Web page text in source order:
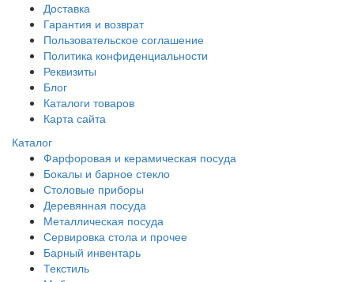
Доставка
Гарантия и возврат
Пользовательское соглашение
Политика конфиденциальности
Реквизиты
Блог
Каталоги товаров
Карта сайта
Каталог
Фарфоровая и керамическая посуда
Бокалы и барное стекло
Столовые приборы
Деревянная посуда
Металлическая посуда
Сервировка стола и прочее
Барный инвентарь
Текстиль